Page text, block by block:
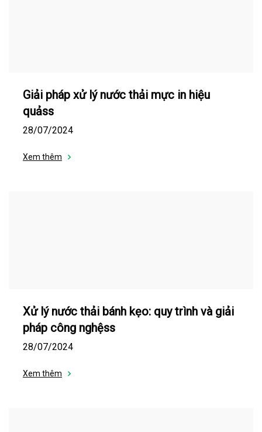
Giải pháp xử lý nước thải mực in hiệu
quảss
28/07/2024
Xem thêm
Xử lý nước thải bánh kẹo: quy trình và giải
pháp công nghệss
28/07/2024
Xem thêm